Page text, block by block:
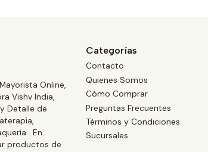
Online,
Vishv India,
Detalle de
. En
productos de
Categorías
Contacto
Quienes Somos
Cómo Comprar
Preguntas Frecuentes
Términos y Condiciones
Sucursales